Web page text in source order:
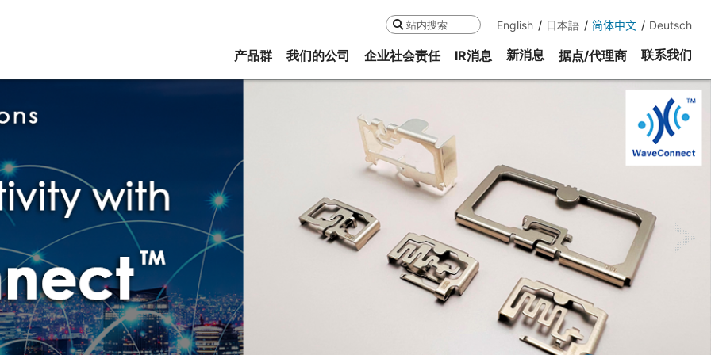
搜索 English 日本語 简体中文 Deutsch
产品群 我们的公司 企业社会责任 IR消息 新消息 据点/代理商 联系我们